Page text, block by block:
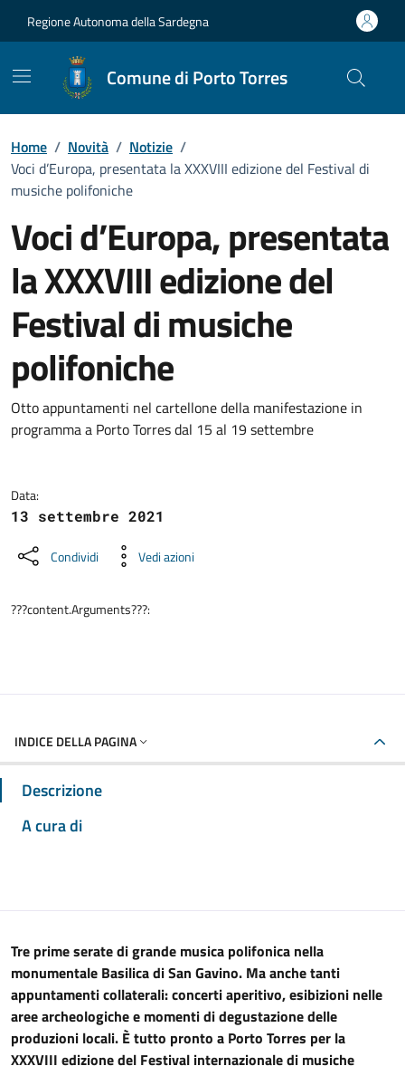
Regione Autonoma della Sardegna
Comune di Porto Torres
Home / Novità / Notizie /
Voci d’Europa, presentata la XXXVIII edizione del Festival di
musiche polifoniche
Voci d’Europa, presentata
la XXXVIII edizione del
Festival di musiche
polifoniche
Dettagli della notizia
Otto appuntamenti nel cartellone della manifestazione in
programma a Porto Torres dal 15 al 19 settembre
Data:
13 settembre 2021
Condividi Vedi azioni
???content.Arguments???:
INDICE DELLA PAGINA
Descrizione
A cura di
Tre prime serate di grande musica polifonica nella
monumentale Basilica di San Gavino. Ma anche tanti
appuntamenti collaterali: concerti aperitivo, esibizioni nelle
aree archeologiche e momenti di degustazione delle
produzioni locali. È tutto pronto a Porto Torres per la
XXXVIII edizione del Festival internazionale di musiche